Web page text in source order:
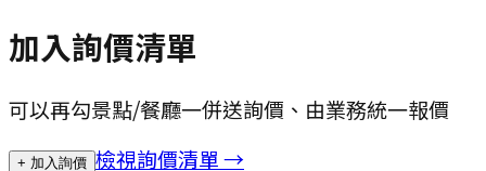
加入詢價清單
可以再勾景點/餐廳一併送詢價、由業務統一報價
+ 加入詢價 檢視詢價清單 →